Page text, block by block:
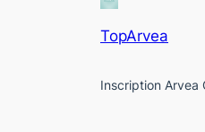
TopArvea
Inscription Arvea